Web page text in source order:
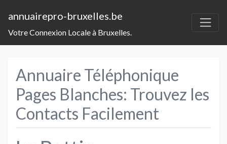
annuairepro-bruxelles.be
Votre Connexion Locale à Bruxelles.
Annuaire Téléphonique
Pages Blanches: Trouvez les
Contacts Facilement